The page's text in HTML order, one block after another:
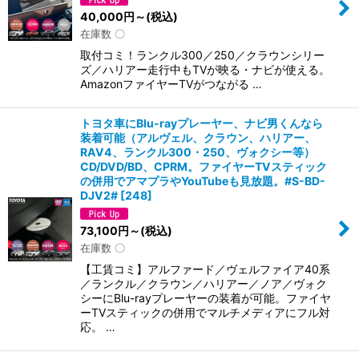
40,000円 ～(税込)
在庫数 〇
取付コミ！ランクル300／250／クラウンシリー
ズ／ハリアー走行中もTVが映る・ナビが使える。
AmazonファイヤーTVがつながる …
トヨタ車にBlu-rayプレーヤー、ナビ男くんなら
装着可能（アルヴェル、クラウン、ハリアー、
RAV4、ランクル300・250、ヴォクシー等）
CD/DVD/BD、CPRM。ファイヤーTVスティック
の併用でアマプラやYouTubeも見放題。#S-BD-
DJV2# [248]
73,100円 ～(税込)
在庫数 〇
【工賃コミ】アルファード／ヴェルファイア40系
／ランクル／クラウン／ハリアー／ノア／ヴォク
シーにBlu-rayプレーヤーの装着が可能。ファイヤ
ーTVスティックの併用でマルチメディアにフル対
応。 …